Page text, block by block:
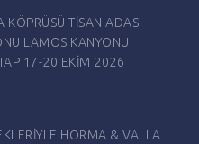
KÖPRÜSÜ TİSAN ADASI
LAMOS KANYONU
17-20 EKİM 2026
HORMA & VALLA